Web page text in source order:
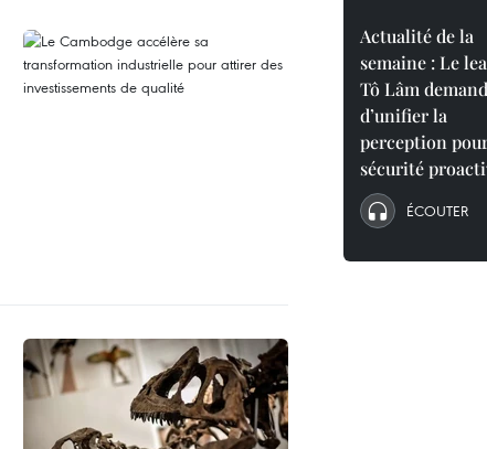
Actualité de la
semaine : Le
Tô Lâm
d’unifier la
perception
sécurité
ÉCOUTER